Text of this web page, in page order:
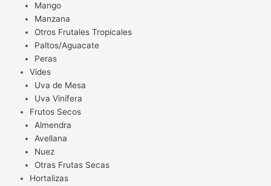
Mango
Manzana
Otros Frutales Tropicales
Paltos/Aguacate
Peras
Vides
Uva de Mesa
Uva Vinífera
Frutos Secos
Almendra
Avellana
Nuez
Otras Frutas Secas
Hortalizas